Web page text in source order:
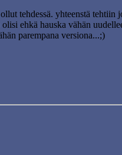
tehdessä. yhteenstä tehtiin
ehkä hauska vähän
parempana versiona...;)